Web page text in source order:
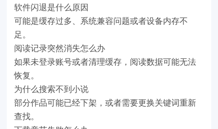
软件闪退是什么原因
可能是缓存过多、系统兼容问题或者设备内存不
足。
阅读记录突然消失怎么办
如果未登录账号或者清理缓存，阅读数据可能无法
恢复。
为什么搜索不到小说
部分作品可能已经下架，或者需要更换关键词重新
查找。